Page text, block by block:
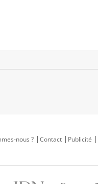
nous ?
Contact Publicité